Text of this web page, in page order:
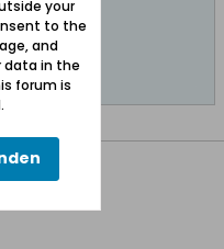
your
to the
and
data in the
forum is